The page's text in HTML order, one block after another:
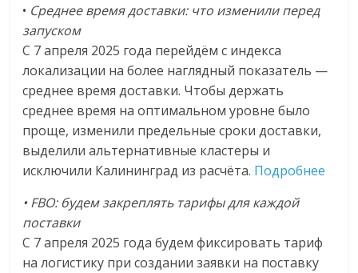
• Среднее время доставки: что изменили перед
запуском
С 7 апреля 2025 года перейдём с индекса
локализации на более наглядный показатель —
среднее время доставки. Чтобы держать
среднее время на оптимальном уровне было
проще, изменили предельные сроки доставки,
выделили альтернативные кластеры и
исключили Калининград из расчёта. Подробнее
• FBO: будем закреплять тарифы для каждой
поставки
С 7 апреля 2025 года будем фиксировать тариф
на логистику при создании заявки на поставку